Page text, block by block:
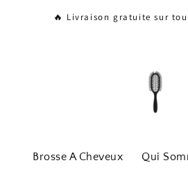
🔥 Livraison gratuite sur
Brosse A Cheveux Qui